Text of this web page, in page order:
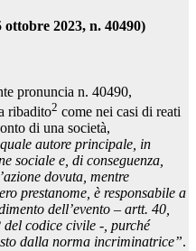
ottobre 2023, n. 40490)
pronuncia n. 40490,
ribadito2 come nei casi di reati
di una società,
autore principale, in
sociale e, di conseguenza,
dovuta, mentre
prestanome, è responsabile a
dell’evento – artt. 40,
codice civile -, purché
dalla norma incriminatrice”.